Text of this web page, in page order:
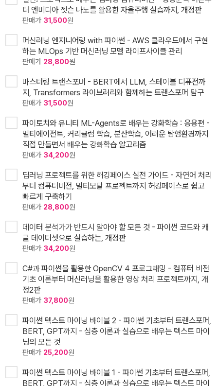
터 엔비디아 젯슨 나노를 활용한 자율주행 실습까지, 개정판
판매가 31,500원
머신러닝 엔지니어링 with 파이썬 - AWS 클라우드에서 구현
하는 MLOps 기반 머신러닝 모델 라이프사이클 관리
판매가 28,800원
마스터링 트랜스포머 - BERT에서 LLM, 스테이블 디퓨전까
지, Transformers 라이브러리와 함께하는 트랜스포머 탐구
판매가 31,500원
파이토치와 유니티 ML-Agents로 배우는 강화학습 : 응용편 -
멀티에이전트, 커리큘럼 학습, 분산학습, 어려운 탐험환경까지
직접 만들면서 배우는 강화학습 알고리즘
판매가 34,200원
딥러닝 프로젝트를 위한 허깅페이스 실전 가이드 - 자연어 처리
부터 컴퓨터비전, 멀티모달 프로젝트까지 허깅페이스로 쉽고
빠르게 구축하기
판매가 28,800원
데이터 분석가가 반드시 알아야 할 모든 것 - 파이썬 코드와 캐
글 데이터셋으로 실습하는, 개정판
판매가 34,200원
C#과 파이썬을 활용한 OpenCV 4 프로그래밍 - 컴퓨터 비전
기초 이론부터 머신러닝을 활용한 영상 처리 프로젝트까지, 개
정2판
판매가 37,800원
파이썬 텍스트 마이닝 바이블 2 - 파이썬 기초부터 트랜스포머,
BERT, GPT까지 - 심층 이론과 실습으로 배우는 텍스트 마이
닝의 모든 것
판매가 25,200원
파이썬 텍스트 마이닝 바이블 1 - 파이썬 기초부터 트랜스포머,
BERT, GPT까지 - 심층 이론과 실습으로 배우는 텍스트 마이